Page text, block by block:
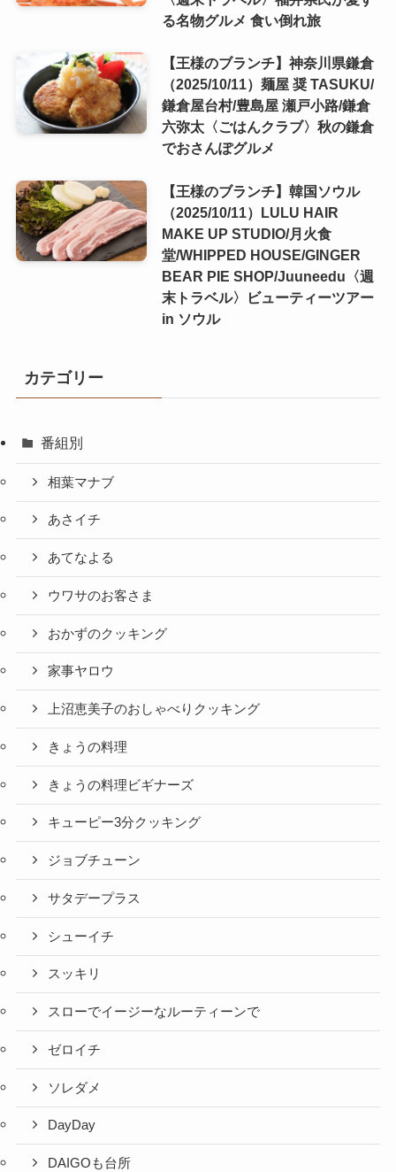
る名物グルメ 食い倒れ旅
【王様のブランチ】神奈川県鎌倉
（2025/10/11）麺屋 奨 TASUKU/
鎌倉屋台村/豊島屋 瀬戸小路/鎌倉
六弥太〈ごはんクラブ〉秋の鎌倉
でおさんぽグルメ
【王様のブランチ】韓国ソウル
（2025/10/11）LULU HAIR
MAKE UP STUDIO/月火食
堂/WHIPPED HOUSE/GINGER
BEAR PIE SHOP/Juuneedu〈週
末トラベル〉ビューティーツアー
in ソウル
カテゴリー
番組別
相葉マナブ
あさイチ
あてなよる
ウワサのお客さま
おかずのクッキング
家事ヤロウ
上沼恵美子のおしゃべりクッキング
きょうの料理
きょうの料理ビギナーズ
キューピー3分クッキング
ジョブチューン
サタデープラス
シューイチ
スッキリ
スローでイージーなルーティーンで
ゼロイチ
ソレダメ
DayDay
DAIGOも台所